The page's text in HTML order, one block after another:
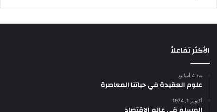
الأكثر تفاعلاً
منذ 4 أسابيع
علوم العقيدة في حياتنا المعاصرة
أكتوبر 1, 1974